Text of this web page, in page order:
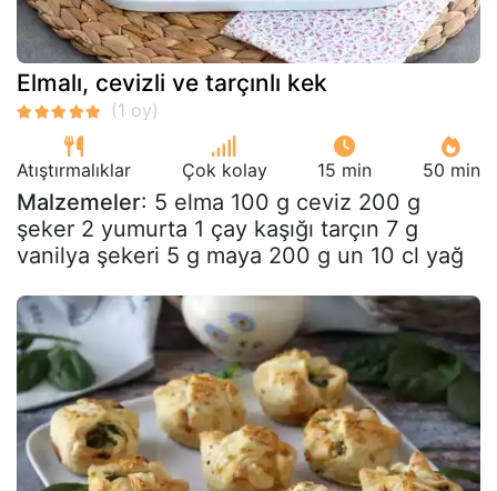
Elmalı, cevizli ve tarçınlı kek
Atıştırmalıklar Çok kolay 15 min 50 min
Malzemeler: 5 elma 100 g ceviz 200 g
şeker 2 yumurta 1 çay kaşığı tarçın 7 g
vanilya şekeri 5 g maya 200 g un 10 cl yağ